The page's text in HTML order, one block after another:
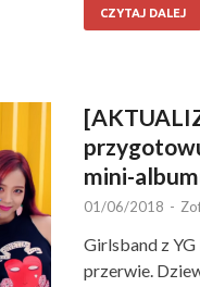
CZYTAJ DALEJ
mini-
01/06/2018 -
Girlsband z
przerwie.